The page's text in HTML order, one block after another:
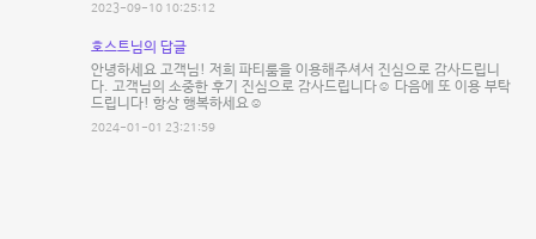
2023-09-10 10:25:12
호스트님의 답글
안녕하세요 고객님! 저희 파티룸을 이용해주셔서 진심으로 감사드립니
다. 고객님의 소중한 후기 진심으로 감사드립니다☺️ 다음에 또 이용 부탁
드립니다! 항상 행복하세요☺️
2024-01-01 23:21:59